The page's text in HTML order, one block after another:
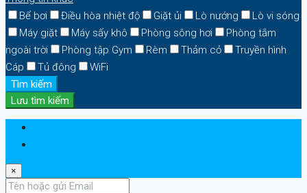
Bể bơi
Điều hòa nhiệt độ Giặt ủi Lò nướng
Lò vi sóng
Máy giặt
Máy sấy khô Phòng sông hơi
Phòng tắm
ngoài trời
Phòng tập Gym Rèm Thảm cỏ
Truyền hình
Cáp
Tủ đông
WiFi
Tìm kiếm
Lưu tìm kiếm
×